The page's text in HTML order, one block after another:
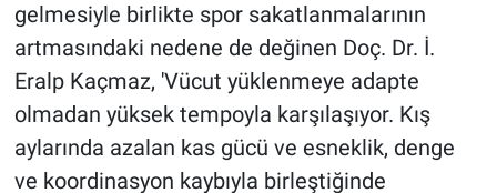
gelmesiyle birlikte spor sakatlanmalarının
artmasındaki nedene de değinen Doç. Dr. İ.
Eralp Kaçmaz, 'Vücut yüklenmeye adapte
olmadan yüksek tempoyla karşılaşıyor. Kış
aylarında azalan kas gücü ve esneklik, denge
ve koordinasyon kaybıyla birleştiğinde